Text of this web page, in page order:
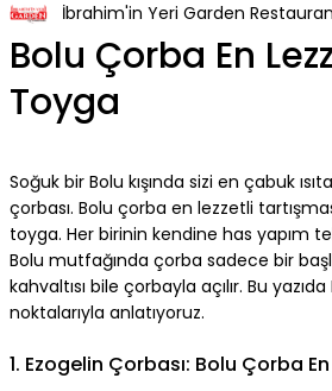
Kahvaltı Tarifleri
Bolu Mutfağı
Bolu Çorba En
Toyga
İbrahim'in Yeri Garden
Soğuk bir Bolu kışında sizi en çabuk
çorbası. Bolu çorba en lezzetli
toyga. Her birinin kendine has yapım
Bolu mutfağında çorba sadece bir
kahvaltısı bile çorbayla açılır. Bu
noktalarıyla anlatıyoruz.
1. Ezogelin Çorbası: Bolu Çorba